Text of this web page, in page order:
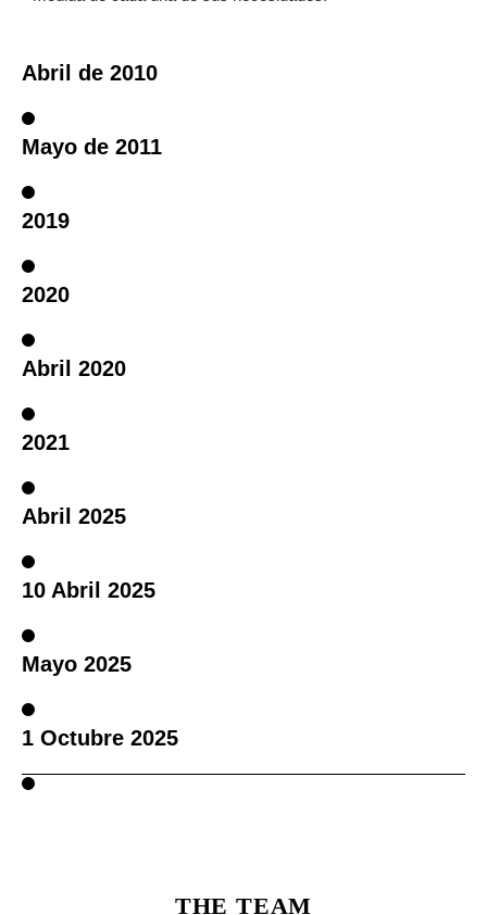
Abril de 2010
Mayo de 2011
2019
2020
Abril 2020
2021
Abril 2025
10 Abril 2025
Mayo 2025
1 Octubre 2025
THE TEAM